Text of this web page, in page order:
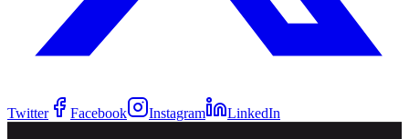
Twitter Facebook Instagram LinkedIn